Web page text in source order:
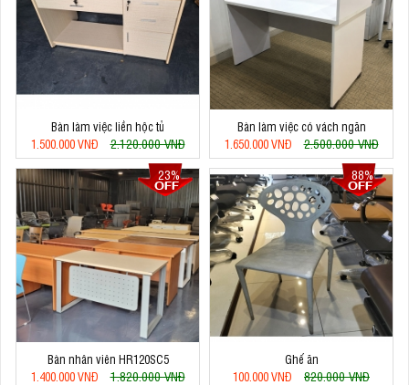
Bàn làm việc liền hộc tủ
1.500.000 VNĐ
2.120.000 VNĐ
Bàn làm việc có vách ngăn
1.650.000 VNĐ
2.500.000 VNĐ
23%
Bàn nhân viên HR120SC5
1.400.000 VNĐ
1.820.000 VNĐ
88%
Ghế ăn
100.000 VNĐ
820.000 VNĐ